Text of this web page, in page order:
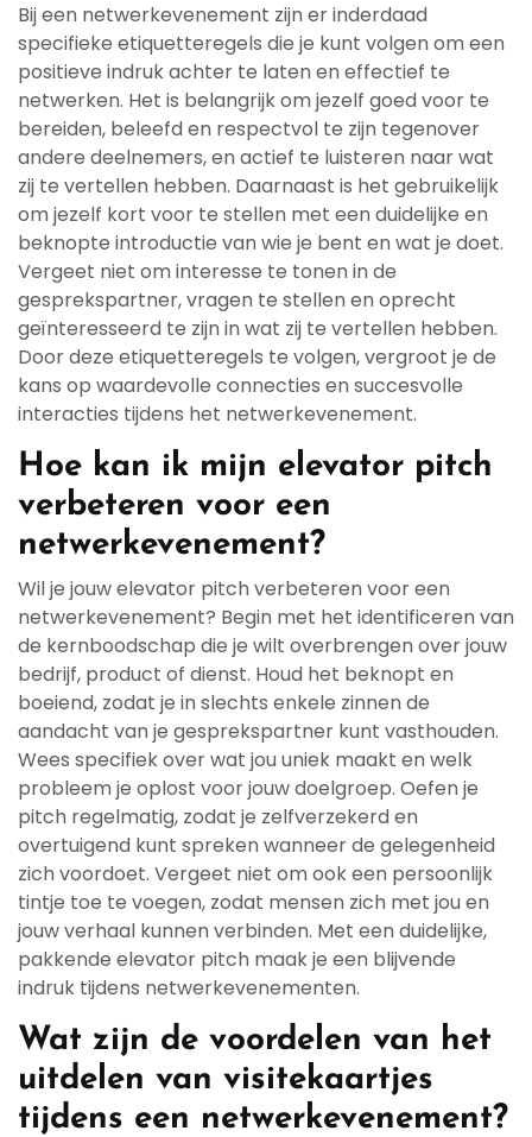
Bij een netwerkevenement zijn er inderdaad
specifieke etiquetteregels die je kunt volgen om een
positieve indruk achter te laten en effectief te
netwerken. Het is belangrijk om jezelf goed voor te
bereiden, beleefd en respectvol te zijn tegenover
andere deelnemers, en actief te luisteren naar wat
zij te vertellen hebben. Daarnaast is het gebruikelijk
om jezelf kort voor te stellen met een duidelijke en
beknopte introductie van wie je bent en wat je doet.
Vergeet niet om interesse te tonen in de
gesprekspartner, vragen te stellen en oprecht
geïnteresseerd te zijn in wat zij te vertellen hebben.
Door deze etiquetteregels te volgen, vergroot je de
kans op waardevolle connecties en succesvolle
interacties tijdens het netwerkevenement.
Hoe kan ik mijn elevator pitch
verbeteren voor een
netwerkevenement?
Wil je jouw elevator pitch verbeteren voor een
netwerkevenement? Begin met het identificeren van
de kernboodschap die je wilt overbrengen over jouw
bedrijf, product of dienst. Houd het beknopt en
boeiend, zodat je in slechts enkele zinnen de
aandacht van je gesprekspartner kunt vasthouden.
Wees specifiek over wat jou uniek maakt en welk
probleem je oplost voor jouw doelgroep. Oefen je
pitch regelmatig, zodat je zelfverzekerd en
overtuigend kunt spreken wanneer de gelegenheid
zich voordoet. Vergeet niet om ook een persoonlijk
tintje toe te voegen, zodat mensen zich met jou en
jouw verhaal kunnen verbinden. Met een duidelijke,
pakkende elevator pitch maak je een blijvende
indruk tijdens netwerkevenementen.
Wat zijn de voordelen van het
uitdelen van visitekaartjes
tijdens een netwerkevenement?